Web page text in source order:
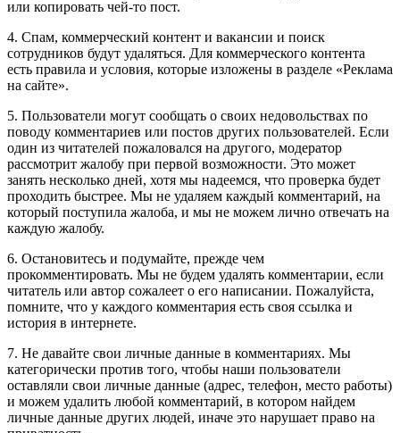
или копировать чей-то пост.
4. Спам, коммерческий контент и вакансии и поиск
сотрудников будут удаляться. Для коммерческого контента
есть правила и условия, которые изложены в разделе «Реклама
на сайте».
5. Пользователи могут сообщать о своих недовольствах по
поводу комментариев или постов других пользователей. Если
один из читателей пожаловался на другого, модератор
рассмотрит жалобу при первой возможности. Это может
занять несколько дней, хотя мы надеемся, что проверка будет
проходить быстрее. Мы не удаляем каждый комментарий, на
который поступила жалоба, и мы не можем лично отвечать на
каждую жалобу.
6. Остановитесь и подумайте, прежде чем
прокомментировать. Мы не будем удалять комментарии, если
читатель или автор сожалеет о его написании. Пожалуйста,
помните, что у каждого комментария есть своя ссылка и
история в интернете.
7. Не давайте свои личные данные в комментариях. Мы
категорически против того, чтобы наши пользователи
оставляли свои личные данные (адрес, телефон, место работы)
и можем удалить любой комментарий, в котором найдем
личные данные других людей, иначе это нарушает право на